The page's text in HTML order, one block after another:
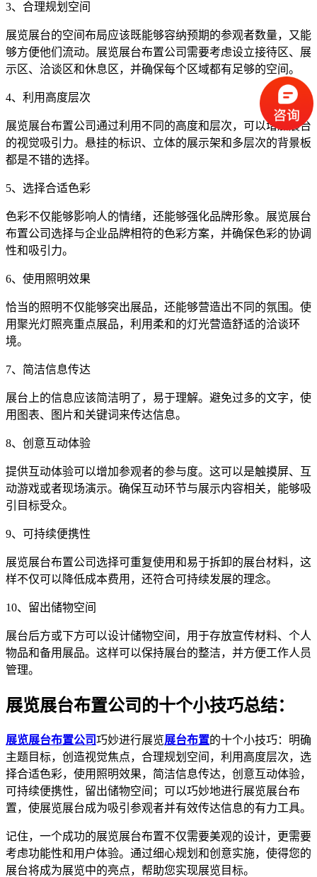
3、合理规划空间
展览展台的空间布局应该既能够容纳预期的参观者数量，又能
够方便他们流动。展览展台布置公司需要考虑设立接待区、展
示区、洽谈区和休息区，并确保每个区域都有足够的空间。
4、利用高度层次
展览展台布置公司通过利用不同的高度和层次，可以增加展台
的视觉吸引力。悬挂的标识、立体的展示架和多层次的背景板
都是不错的选择。
5、选择合适色彩
色彩不仅能够影响人的情绪，还能够强化品牌形象。展览展台
布置公司选择与企业品牌相符的色彩方案，并确保色彩的协调
性和吸引力。
6、使用照明效果
恰当的照明不仅能够突出展品，还能够营造出不同的氛围。使
用聚光灯照亮重点展品，利用柔和的灯光营造舒适的洽谈环
境。
7、简洁信息传达
展台上的信息应该简洁明了，易于理解。避免过多的文字，使
用图表、图片和关键词来传达信息。
8、创意互动体验
提供互动体验可以增加参观者的参与度。这可以是触摸屏、互
动游戏或者现场演示。确保互动环节与展示内容相关，能够吸
引目标受众。
9、可持续便携性
展览展台布置公司选择可重复使用和易于拆卸的展台材料，这
样不仅可以降低成本费用，还符合可持续发展的理念。
10、留出储物空间
展台后方或下方可以设计储物空间，用于存放宣传材料、个人
物品和备用展品。这样可以保持展台的整洁，并方便工作人员
管理。
展览展台布置公司的十个小技巧总结：
展览展台布置公司巧妙进行展览展台布置的十个小技巧：明确
主题目标，创造视觉焦点，合理规划空间，利用高度层次，选
择合适色彩，使用照明效果，简洁信息传达，创意互动体验，
可持续便携性，留出储物空间；可以巧妙地进行展览展台布
置，使展览展台成为吸引参观者并有效传达信息的有力工具。
记住，一个成功的展览展台布置不仅需要美观的设计，更需要
考虑功能性和用户体验。通过细心规划和创意实施，使得您的
展台将成为展览中的亮点，帮助您实现展览目标。